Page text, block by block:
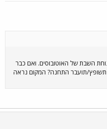
השבת של האוטובוסים. ואם כבר
תשופץ/תועבר התחנה? המקום נראה